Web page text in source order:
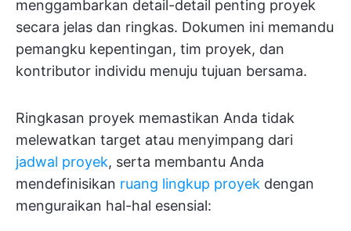
menggambarkan detail-detail penting proyek
secara jelas dan ringkas. Dokumen ini memandu
pemangku kepentingan, tim proyek, dan
kontributor individu menuju tujuan bersama.
Ringkasan proyek memastikan Anda tidak
melewatkan target atau menyimpang dari
jadwal proyek, serta membantu Anda
mendefinisikan ruang lingkup proyek dengan
menguraikan hal-hal esensial: